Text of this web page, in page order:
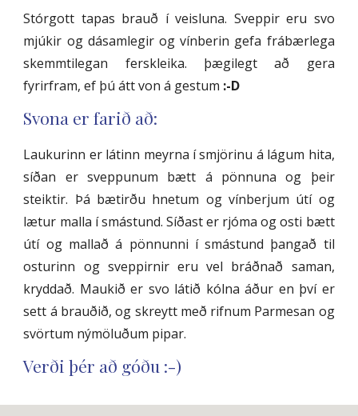
Stórgott tapas brauð í veisluna. Sveppir eru svo
mjúkir og dásamlegir og vínberin gefa frábærlega
skemmtilegan ferskleika. þægilegt að gera
fyrirfram, ef þú átt von á gestum :-D
Svona er farið að:
Laukurinn er látinn meyrna í smjörinu á lágum hita,
síðan er sveppunum bætt á pönnuna og þeir
steiktir. Þá bætirðu hnetum og vínberjum útí og
lætur malla í smástund. Síðast er rjóma og osti bætt
útí og mallað á pönnunni í smástund þangað til
osturinn og sveppirnir eru vel bráðnað saman,
kryddað. Maukið er svo látið kólna áður en því er
sett á brauðið, og skreytt með rifnum Parmesan og
svörtum nýmöluðum pipar.
Verði þér að góðu :-)